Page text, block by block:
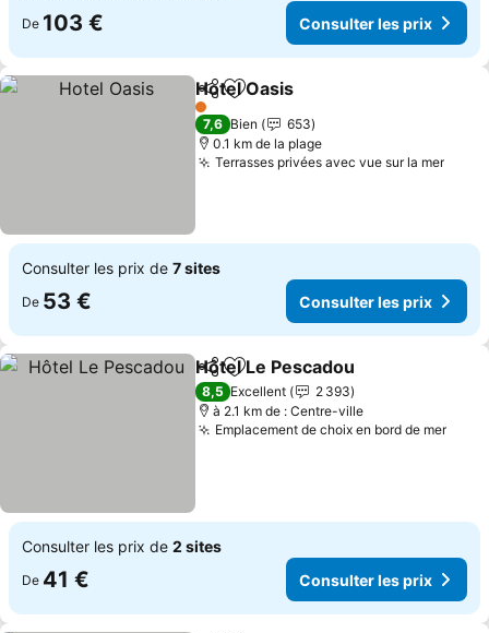
De 103 € Consulter les prix
PartagerAjouter à mes favoris
Hotel Oasis
1 Étoiles
7,6 Bien
653
0.1 km de la plage
Terrasses privées avec vue sur la mer
Consulter les prix de 7 sites
De 53 € Consulter les prix
PartagerAjouter à mes favoris
Hôtel Le Pescadou
8,5 Excellent
2 393
à 2.1 km de : Centre-ville
Emplacement de choix en bord de mer
Consulter les prix de 2 sites
De 41 € Consulter les prix